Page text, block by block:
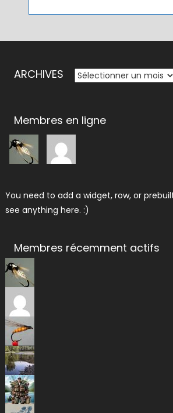
ARCHIVES ARCHIVES
Membres en ligne
You need to add a widget, row, or
see anything here. :)
Membres récemment actifs